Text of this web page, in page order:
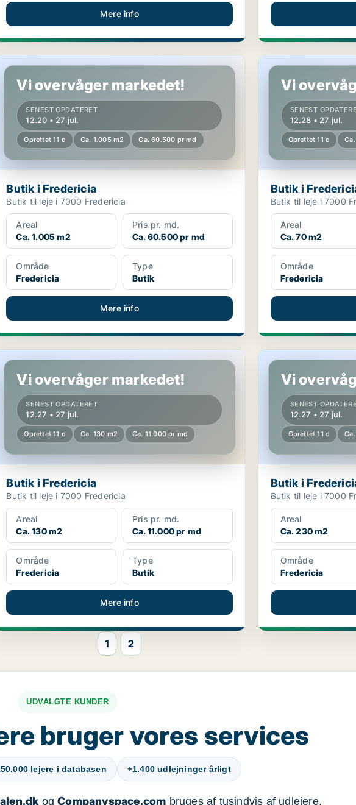
Mere info
i Fredericia
Vi overvåger markedet!
SENEST OPDATERET
12.20 • 27 jul.
Oprettet 11 d Ca. 1.005 m2 Ca. 60.500 pr md
Butik i Fredericia
Butik til leje i 7000 Fredericia
Areal
Ca. 1.005 m2
Pris pr. md.
Ca. 60.500 pr md
Område
Fredericia
Type
Butik
Mere info
Butik i Fredericia
Vi
SENEST
12.28 • 27 jul.
Oprettet 11 d
Butik i
Butik til leje i 7000
Areal
Ca. 70 m2
Område
Fredericia
i Fredericia
Vi overvåger markedet!
SENEST OPDATERET
12.27 • 27 jul.
Oprettet 11 d Ca. 130 m2 Ca. 11.000 pr md
Butik i Fredericia
Butik til leje i 7000 Fredericia
Areal
Ca. 130 m2
Pris pr. md.
Ca. 11.000 pr md
Område
Fredericia
Type
Butik
Mere info
Butik i Fredericia
Vi
SENEST
12.27 • 27 jul.
Oprettet 11 d
Butik i
Butik til leje i 7000
Areal
Ca. 230 m2
Område
Fredericia
1 2
UDVALGTE KUNDER
bruger vores services
lejere i databasen +1.400 udlejninger årligt
ogCompanyspace.com bruges af tusindvis af udlejere,